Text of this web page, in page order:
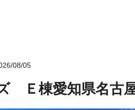
08/05
Ｅ棟愛知県名古